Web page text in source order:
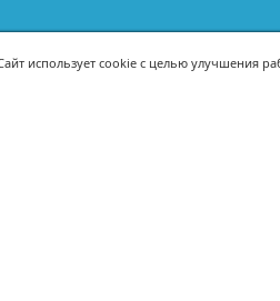
использует cookie с целью улучшения